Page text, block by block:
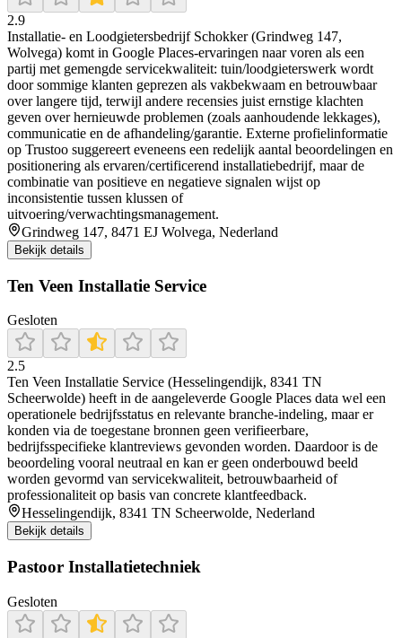
2.9
Installatie- en Loodgietersbedrijf Schokker (Grindweg 147,
Wolvega) komt in Google Places-ervaringen naar voren als een
partij met gemengde servicekwaliteit: tuin/loodgieterswerk wordt
door sommige klanten geprezen als vakbekwaam en betrouwbaar
over langere tijd, terwijl andere recensies juist ernstige klachten
geven over hernieuwde problemen (zoals aanhoudende lekkages),
communicatie en de afhandeling/garantie. Externe profielinformatie
op Trustoo suggereert eveneens een redelijk aantal beoordelingen en
positionering als ervaren/certificerend installatiebedrijf, maar de
combinatie van positieve en negatieve signalen wijst op
inconsistentie tussen klussen of
uitvoering/verwachtingsmanagement.
Grindweg 147, 8471 EJ Wolvega, Nederland
Bekijk details
Ten Veen Installatie Service
Gesloten
2.5
Ten Veen Installatie Service (Hesselingendijk, 8341 TN
Scheerwolde) heeft in de aangeleverde Google Places data wel een
operationele bedrijfsstatus en relevante branche-indeling, maar er
konden via de toegestane bronnen geen verifieerbare,
bedrijfsspecifieke klantreviews gevonden worden. Daardoor is de
beoordeling vooral neutraal en kan er geen onderbouwd beeld
worden gevormd van servicekwaliteit, betrouwbaarheid of
professionaliteit op basis van concrete klantfeedback.
Hesselingendijk, 8341 TN Scheerwolde, Nederland
Bekijk details
Pastoor Installatietechniek
Gesloten